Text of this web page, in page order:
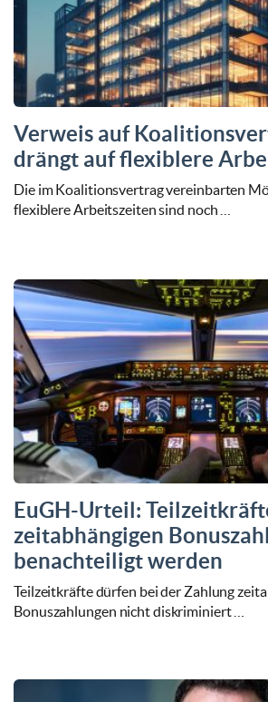
Verweis auf
drängt auf flexiblere
Die im Koalitionsvertrag vereinbarten
flexiblere Arbeitszeiten sind noch …
EuGH-Urteil:
zeitabhängigen
benachteiligt werden
Teilzeitkräfte dürfen bei der Zahlung
Bonuszahlungen nicht diskriminiert …